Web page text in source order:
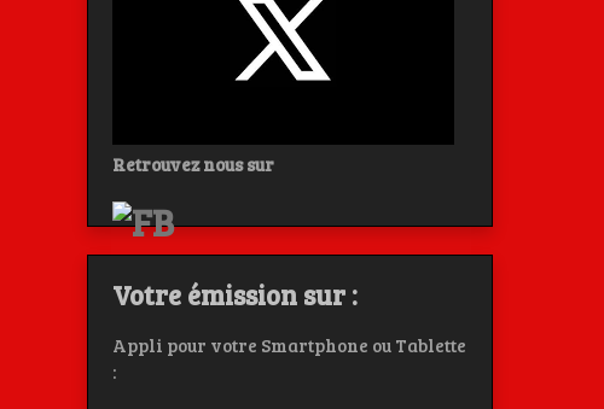
Retrouvez nous sur
Votre émission sur :
Appli pour votre Smartphone ou Tablette
: